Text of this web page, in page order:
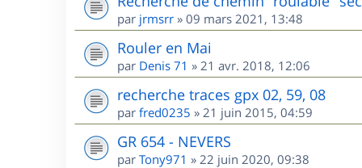
par jrmsrr » 09 mars 2021, 13:48
Rouler en Mai
par Denis 71 » 21 avr. 2018, 12:06
recherche traces gpx 02, 59, 08
par fred0235 » 21 juin 2015, 04:59
GR 654 - NEVERS
par Tony971 » 22 juin 2020, 09:38